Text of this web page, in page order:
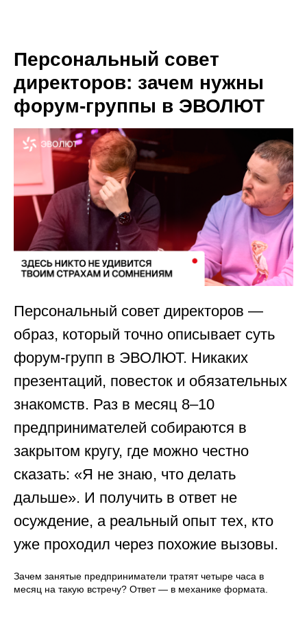
Персональный совет
директоров: зачем нужны
форум-группы в ЭВОЛЮТ
Персональный совет директоров —
образ, который точно описывает суть
форум-групп в ЭВОЛЮТ. Никаких
презентаций, повесток и обязательных
знакомств. Раз в месяц 8–10
предпринимателей собираются в
закрытом кругу, где можно честно
сказать: «Я не знаю, что делать
дальше». И получить в ответ не
осуждение, а реальный опыт тех, кто
уже проходил через похожие вызовы.
Зачем занятые предприниматели тратят четыре часа в
месяц на такую встречу? Ответ — в механике формата.